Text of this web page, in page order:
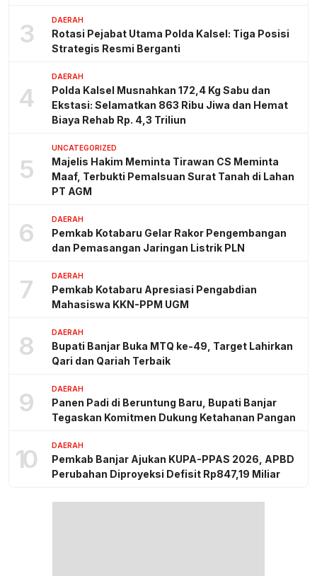
3 DAERAH
Rotasi Pejabat Utama Polda Kalsel: Tiga Posisi
Strategis Resmi Berganti
4
DAERAH
Polda Kalsel Musnahkan 172,4 Kg Sabu dan
Ekstasi: Selamatkan 863 Ribu Jiwa dan Hemat
Biaya Rehab Rp. 4,3 Triliun
5
UNCATEGORIZED
Majelis Hakim Meminta Tirawan CS Meminta
Maaf, Terbukti Pemalsuan Surat Tanah di Lahan
PT AGM
6 DAERAH
Pemkab Kotabaru Gelar Rakor Pengembangan
dan Pemasangan Jaringan Listrik PLN
7 DAERAH
Pemkab Kotabaru Apresiasi Pengabdian
Mahasiswa KKN-PPM UGM
8 DAERAH
Bupati Banjar Buka MTQ ke-49, Target Lahirkan
Qari dan Qariah Terbaik
9 DAERAH
Panen Padi di Beruntung Baru, Bupati Banjar
Tegaskan Komitmen Dukung Ketahanan Pangan
10 DAERAH
Pemkab Banjar Ajukan KUPA-PPAS 2026, APBD
Perubahan Diproyeksi Defisit Rp847,19 Miliar